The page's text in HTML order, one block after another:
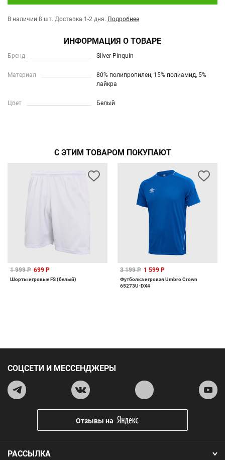
В наличии 8 шт. Доставка 1-2 дня. Подробнее
ИНФОРМАЦИЯ О ТОВАРЕ
Бренд Silver Pinquin
Материал
80% полипропилен, 15% полиамид, 5%
лайкра
Цвет Белый
С ЭТИМ ТОВАРОМ ПОКУПАЮТ
1 999 Р 699 Р
Шорты игровые FS (белый)
3 199 Р 1 599 Р
Футболка игровая Umbro Crown
65273U-DX4
РАССЫЛКА
СОЦСЕТИ И МЕССЕНДЖЕРЫ
Отзывы на